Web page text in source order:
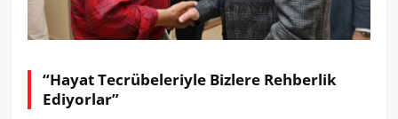
“Hayat Tecrübeleriyle Bizlere Rehberlik
Ediyorlar”